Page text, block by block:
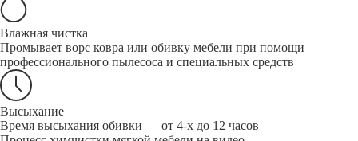
Влажная чистка
Промывает ворс ковра или обивку мебели при помощи
профессионального пылесоса и специальных средств
Высыхание
Время высыхания обивки — от 4-х до 12 часов